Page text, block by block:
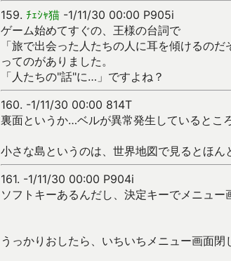
159. ﾁｪｼｬ猫 -1/11/30 00:00 P905i
ゲーム始めてすぐの、王様の台詞で
「旅で出会った人たちの人に耳を傾けるのだ
ってのがありました。
「人たちの"話"に…」ですよね？
160. -1/11/30 00:00 814T
裏面というか…ベルが異常発生しているとこ
小さな島というのは、世界地図で見るとほ
161. -1/11/30 00:00 P904i
ソフトキーあるんだし、決定キーでメニュ
うっかりおしたら、いちいちメニュー画面